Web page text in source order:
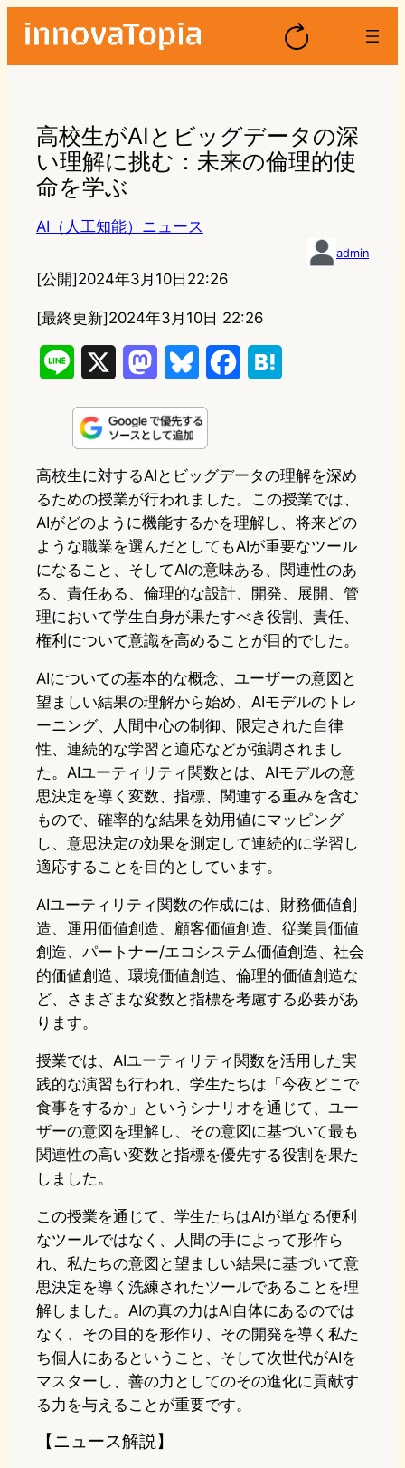
高校生がAIとビッグデータの深
い理解に挑む：未来の倫理的使
命を学ぶ
AI（人工知能）ニュース
admin
[公開]2024年3月10日22:26
[最終更新]2024年3月10日 22:26
n
e
s
o
d
o
n
u
s
k
y
b
o
o
e
n
a
高校生に対するAIとビッグデータの理解を深め
るための授業が行われました。この授業では、
AIがどのように機能するかを理解し、将来どの
ような職業を選んだとしてもAIが重要なツール
になること、そしてAIの意味ある、関連性のあ
る、責任ある、倫理的な設計、開発、展開、管
理において学生自身が果たすべき役割、責任、
権利について意識を高めることが目的でした。
AIについての基本的な概念、ユーザーの意図と
望ましい結果の理解から始め、AIモデルのトレ
ーニング、人間中心の制御、限定された自律
性、連続的な学習と適応などが強調されまし
た。AIユーティリティ関数とは、AIモデルの意
思決定を導く変数、指標、関連する重みを含む
もので、確率的な結果を効用値にマッピング
し、意思決定の効果を測定して連続的に学習し
適応することを目的としています。
AIユーティリティ関数の作成には、財務価値創
造、運用価値創造、顧客価値創造、従業員価値
創造、パートナー/エコシステム価値創造、社会
的価値創造、環境価値創造、倫理的価値創造な
ど、さまざまな変数と指標を考慮する必要があ
ります。
授業では、AIユーティリティ関数を活用した実
践的な演習も行われ、学生たちは「今夜どこで
食事をするか」というシナリオを通じて、ユー
ザーの意図を理解し、その意図に基づいて最も
関連性の高い変数と指標を優先する役割を果た
しました。
この授業を通じて、学生たちはAIが単なる便利
なツールではなく、人間の手によって形作ら
れ、私たちの意図と望ましい結果に基づいて意
思決定を導く洗練されたツールであることを理
解しました。AIの真の力はAI自体にあるのでは
なく、その目的を形作り、その開発を導く私た
ち個人にあるということ、そして次世代がAIを
マスターし、善の力としてのその進化に貢献す
る力を与えることが重要です。
【ニュース解説】